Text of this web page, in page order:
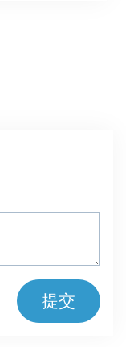
提交